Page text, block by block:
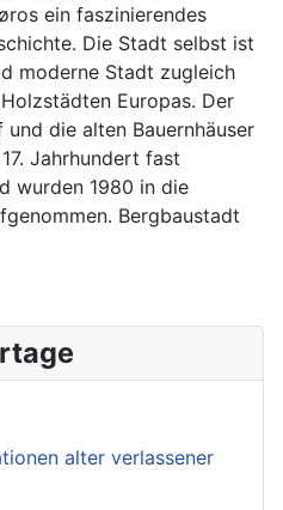
ein faszinierendes
Die Stadt selbst ist
moderne Stadt zugleich
Europas. Der
die alten Bauernhäuser
Jahrhundert fast
wurden 1980 in die
Bergbaustadt
alter verlassener